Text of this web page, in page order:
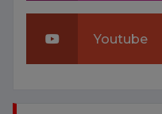
Youtube